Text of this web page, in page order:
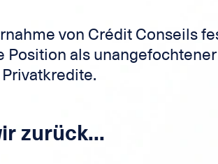
von Crédit Conseils
Position als
zurück...